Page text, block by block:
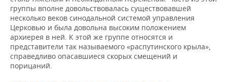
группы вполне довольствовалась существовавшей
несколько веков синодальной системой управления
Церковью и была довольна высоким положением
архиерея в ней. К этой же группе относятся и
представители так называемого «распутинского крыла»,
справедливо опасавшиеся скорых смещений и
порицаний.